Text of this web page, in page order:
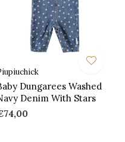
Dungarees Washed
Denim With Stars